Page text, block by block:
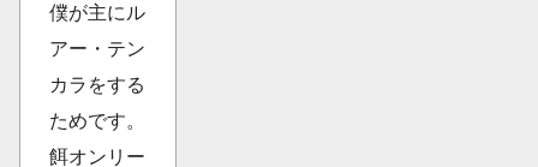
僕が主にル
アー・テン
カラをする
ためです。
餌オンリー